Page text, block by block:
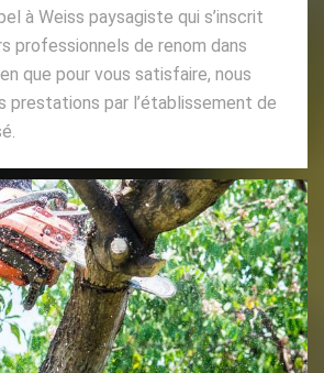
à Weiss paysagiste qui s’inscrit
professionnels de renom dans
que pour vous satisfaire, nous
prestations par l’établissement de